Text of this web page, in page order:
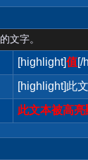
文字。
[highlight]值[/
[highlight]此
此文本被高亮